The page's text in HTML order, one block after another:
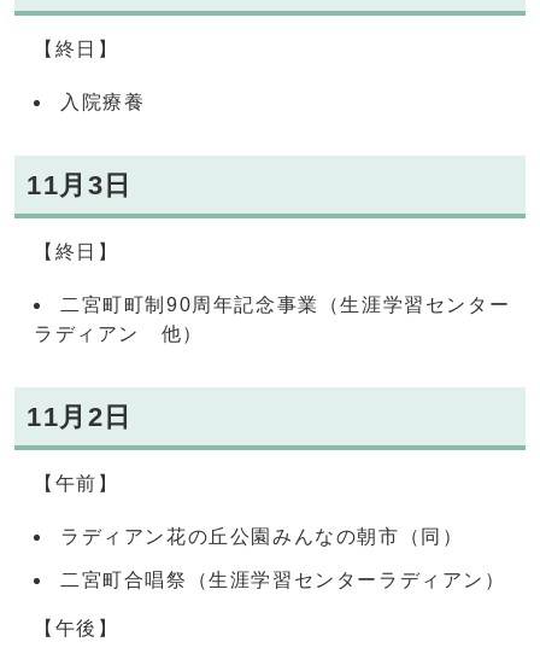
【終日】
入院療養
11月3日
【終日】
二宮町町制90周年記念事業（生涯学習センター
ラディアン 他）
11月2日
【午前】
ラディアン花の丘公園みんなの朝市（同）
二宮町合唱祭（生涯学習センターラディアン）
【午後】